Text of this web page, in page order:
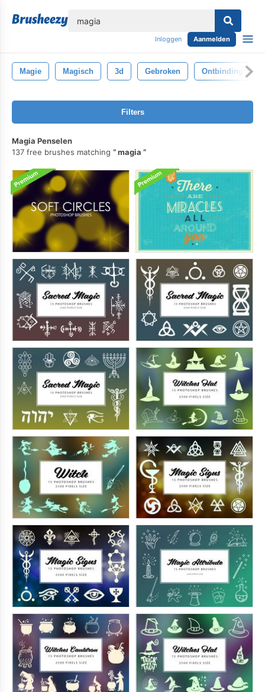
Inloggen Aanmelden
Magie Magisch 3d Gebroken Ontbinding
Filters
Magia Penselen
137 free brushes matching
magia